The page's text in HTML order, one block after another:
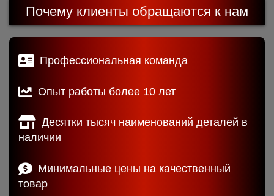
Почему клиенты обращаются к нам
Профессиональная команда
Опыт работы более 10 лет
Десятки тысяч наименований деталей в
наличии
Минимальные цены на качественный
товар